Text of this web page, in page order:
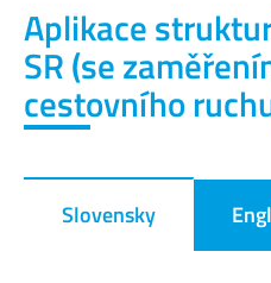
Aplikace
SR (se
cestovního
Slovensky